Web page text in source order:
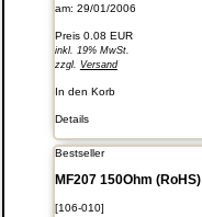
am: 29/01/2006
Preis 0.08 EUR
inkl. 19% MwSt.
zzgl. Versand
In den Korb
Details
Bestseller
MF207 150Ohm (RoHS)
[106-010]